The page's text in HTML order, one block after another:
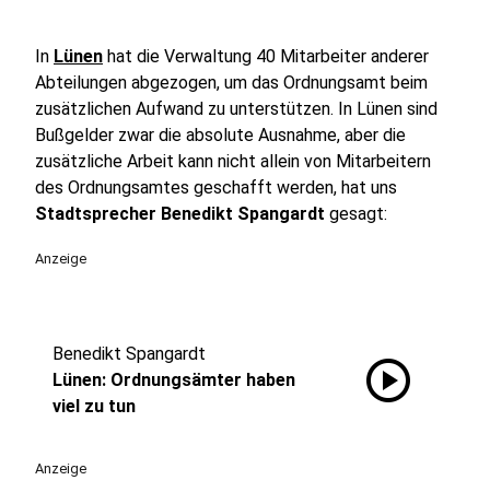
In Lünen hat die Verwaltung 40 Mitarbeiter anderer
Abteilungen abgezogen, um das Ordnungsamt beim
zusätzlichen Aufwand zu unterstützen. In Lünen sind
Bußgelder zwar die absolute Ausnahme, aber die
zusätzliche Arbeit kann nicht allein von Mitarbeitern
des Ordnungsamtes geschafft werden, hat uns
Stadtsprecher Benedikt Spangardt gesagt:
Anzeige
Benedikt Spangardt
Lünen: Ordnungsämter haben
viel zu tun
play_circle
Anzeige